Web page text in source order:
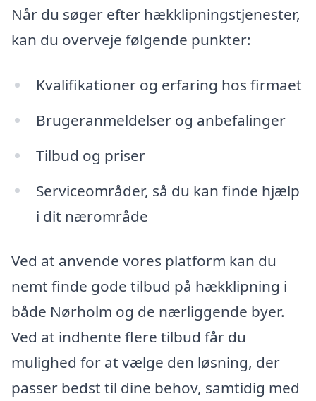
Når du søger efter hækklipningstjenester,
kan du overveje følgende punkter:
Kvalifikationer og erfaring hos firmaet
Brugeranmeldelser og anbefalinger
Tilbud og priser
Serviceområder, så du kan finde hjælp
i dit nærområde
Ved at anvende vores platform kan du
nemt finde gode tilbud på hækklipning i
både Nørholm og de nærliggende byer.
Ved at indhente flere tilbud får du
mulighed for at vælge den løsning, der
passer bedst til dine behov, samtidig med